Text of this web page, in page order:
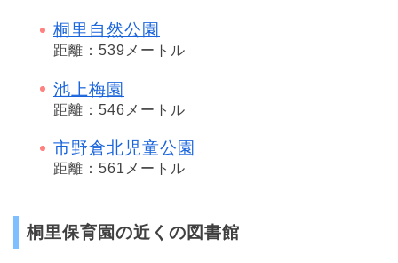
桐里自然公園
距離：539メートル
池上梅園
距離：546メートル
市野倉北児童公園
距離：561メートル
桐里保育園の近くの図書館